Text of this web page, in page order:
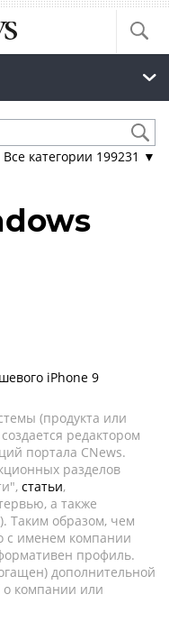
Все категории 199231 ▼
iPhone 9
(продукта или
редактором
портала CNews.
разделов
статьи,
а также
Таким образом, чем
с именем компании
профиль.
дополнительной
компании или